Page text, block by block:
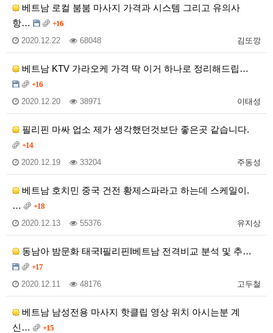
베트남 로컬 붐붐 마사지 가격과 시스템 그리고 유의사
항…
+16
김또깡
2020.12.22 68048
베트남 KTV 가라오케 가격 딱 이거 하나로 정리해드립…
+16
이태성
2020.12.20 38971
필리핀 마싸 업소 제가 생각했던것보단 좋은곳 같습니다.
+14
주동성
2020.12.19 33204
베트남 호치민 중국 건전 황제스파라고 하는데 스케일이.
…
+18
유지상
2020.12.13 55376
동남아 밤문화 태국I필리핀I베트남 전격비교 분석 및 추…
+17
고두철
2020.12.11 48176
베트남 남성전용 마사지 핫클립 영상 위치 아시는분 계
신…
+15